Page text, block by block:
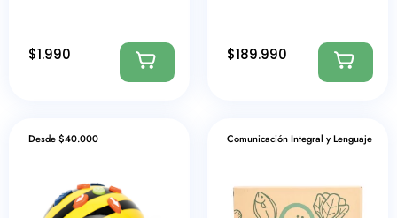
$1.990 $189.990
Desde $40.000 Comunicación Integral y Lenguaje